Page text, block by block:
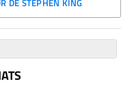
DE STEPHEN KING